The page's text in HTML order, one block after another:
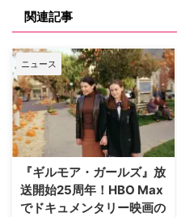
関連記事
ニュース
『ギルモア・ガールズ』放
送開始25周年！HBO Max
でドキュメンタリー映画の